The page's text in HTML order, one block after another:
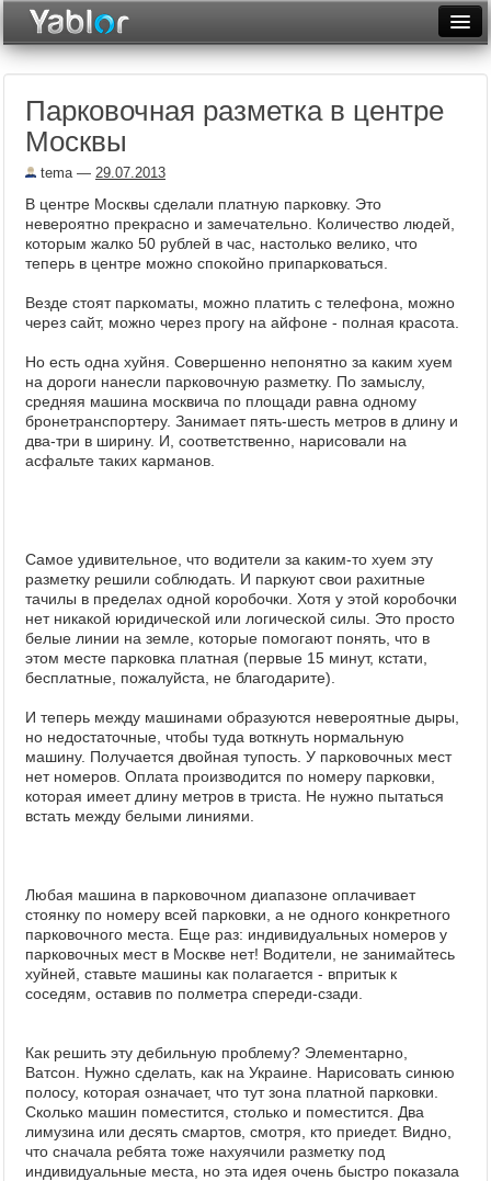
Неделя
Архив
Видеотоп
Парковочная разметка в центре
Москвы
tema— 29.07.2013
В центре Москвы сделали платную парковку. Это
невероятно прекрасно и замечательно. Количество людей,
которым жалко 50 рублей в час, настолько велико, что
теперь в центре можно спокойно припарковаться.
Везде стоят паркоматы, можно платить с телефона, можно
через сайт, можно через прогу на айфоне - полная красота.
Но есть одна хуйня. Совершенно непонятно за каким хуем
на дороги нанесли парковочную разметку. По замыслу,
средняя машина москвича по площади равна одному
бронетранспортеру. Занимает пять-шесть метров в длину и
два-три в ширину. И, соответственно, нарисовали на
асфальте таких карманов.
Самое удивительное, что водители за каким-то хуем эту
разметку решили соблюдать. И паркуют свои рахитные
тачилы в пределах одной коробочки. Хотя у этой коробочки
нет никакой юридической или логической силы. Это просто
белые линии на земле, которые помогают понять, что в
этом месте парковка платная (первые 15 минут, кстати,
бесплатные, пожалуйста, не благодарите).
И теперь между машинами образуются невероятные дыры,
но недостаточные, чтобы туда воткнуть нормальную
машину. Получается двойная тупость. У парковочных мест
нет номеров. Оплата производится по номеру парковки,
которая имеет длину метров в триста. Не нужно пытаться
встать между белыми линиями.
Любая машина в парковочном диапазоне оплачивает
стоянку по номеру всей парковки, а не одного конкретного
парковочного места. Еще раз: индивидуальных номеров у
парковочных мест в Москве нет! Водители, не занимайтесь
хуйней, ставьте машины как полагается - впритык к
соседям, оставив по полметра спереди-сзади.
Как решить эту дебильную проблему? Элементарно,
Ватсон. Нужно сделать, как на Украине. Нарисовать синюю
полосу, которая означает, что тут зона платной парковки.
Сколько машин поместится, столько и поместится. Два
лимузина или десять смартов, смотря, кто приедет. Видно,
что сначала ребята тоже нахуячили разметку под
индивидуальные места, но эта идея очень быстро показала